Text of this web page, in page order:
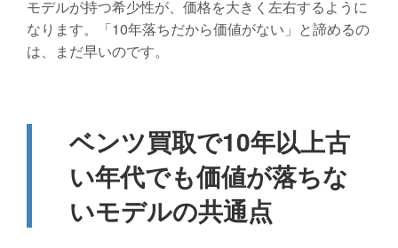
モデルが持つ希少性が、価格を大きく左右するように
なります。「10年落ちだから価値がない」と諦めるの
は、まだ早いのです。
ベンツ買取で10年以上古
い年代でも価値が落ちな
いモデルの共通点